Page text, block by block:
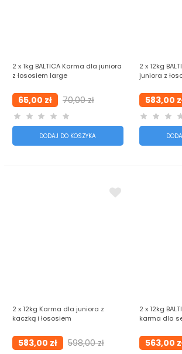
2 x 1kg BALTICA Karma dla juniora
z łososiem large
65,00 zł 70,00 zł
DODAJ DO KOSZYKA
2 x 12kg
juniora z
583,00
2 x 12kg Karma dla juniora z
kaczką i łososiem
583,00 zł 598,00 zł
2 x 12kg
karma dla
563,00